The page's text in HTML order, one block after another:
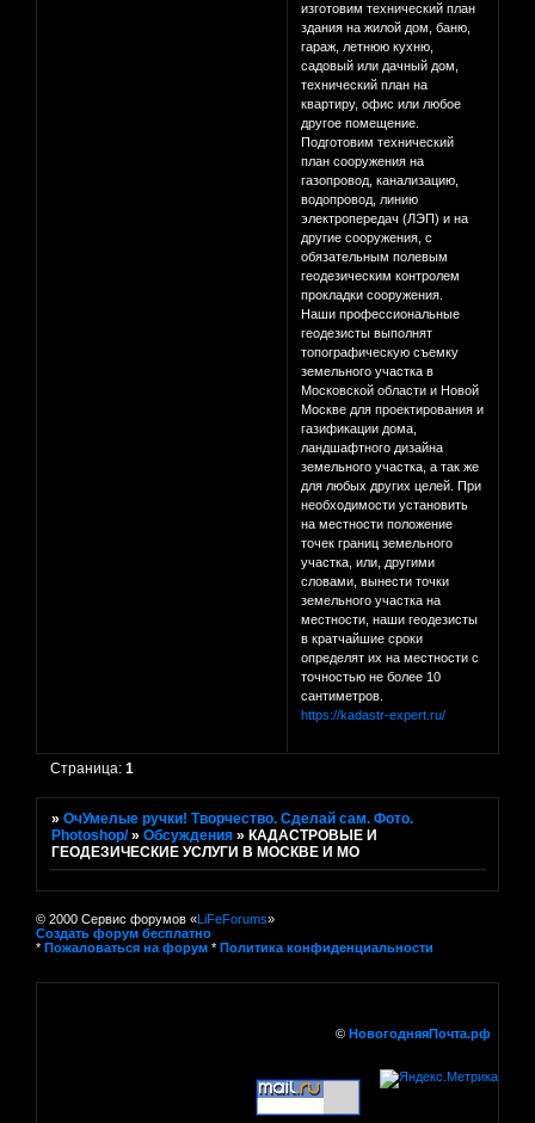
изготовим технический план
здания на жилой дом, баню,
гараж, летнюю кухню,
садовый или дачный дом,
технический план на
квартиру, офис или любое
другое помещение.
Подготовим технический
план сооружения на
газопровод, канализацию,
водопровод, линию
электропередач (ЛЭП) и на
другие сооружения, с
обязательным полевым
геодезическим контролем
прокладки сооружения.
Наши профессиональные
геодезисты выполнят
топографическую съемку
земельного участка в
Московской области и Новой
Москве для проектирования и
газификации дома,
ландшафтного дизайна
земельного участка, а так же
для любых других целей. При
необходимости установить
на местности положение
точек границ земельного
участка, или, другими
словами, вынести точки
земельного участка на
местности, наши геодезисты
в кратчайшие сроки
определят их на местности с
точностью не более 10
сантиметров.
https://kadastr-expert.ru/
Страница:1
»ОчУмелые ручки! Творчество. Сделай сам. Фото.
Photoshop/ »Обсуждения »КАДАСТРОВЫЕ И
ГЕОДЕЗИЧЕСКИЕ УСЛУГИ В МОСКВЕ И МО
© 2000 Сервис форумов «LiFeForums»
Создать форум бесплатно
* Пожаловаться на форум * Политика конфиденциальности
© НовогодняяПочта.рф